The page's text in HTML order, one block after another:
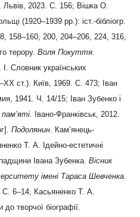
Львів, 2023. С. 156; Вішка О.
(1920–1939 рр.): іст.-бібліогр.
158–160, 200, 204–206, 224, 316,
терору. Воля Покуття
Словник українських
ст.). Київ, 1969. С. 473; Іван
1941. Ч. 14/15; Іван Зубенко і
. Івано-Франківськ, 2012.
Подолянин . Кам’янець-
Т. А. Ідейно-естетичні
Івана Зубенка. Вісник
імені Тараса Шевченка.
6–14; Касьяненко Т. А.
творчої біографії.